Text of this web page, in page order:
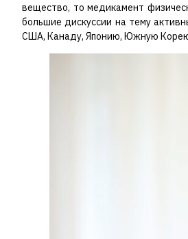
вещество, то медикамент
большие дискуссии на тему
США, Канаду, Японию, Южную